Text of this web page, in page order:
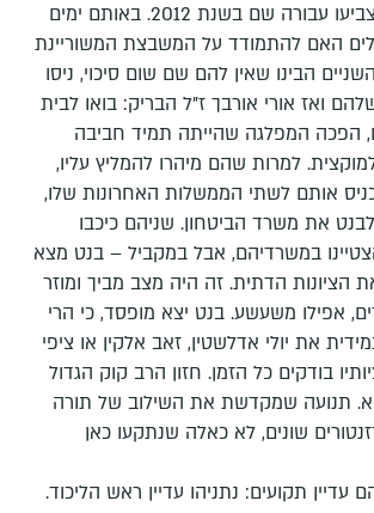
ארבע. 55 איש הצביעו עבורה שם בשנת 2012. באותם ימים
האם להתמודד על המשבצת המשוריינת
הבינו שאין להם שם שום סיכוי, ניסו
ואז אורי אורבך ז"ל הבריק: בואו לבית
הפכה המפלגה שהייתה תמיד חביבה
למרות שהם מיהרו להמליץ עליו,
אותם לשתי הממשלות האחרונות שלו,
את משרד הביטחון. שניהם כיכבו
במשרדיהם, אבל במקביל – בנט מצא
הציונות הדתית. זה היה מצב מביך ומוזר
אפילו משעשע. בנט יצא מופסד, כי הרי
את יולי אדלשטין, זאב אלקין או ציפי
בודקים כל הזמן. חזון הרב קוק הגדול
תנועה שמקדשת את השילוב של תורה
שונים, לא כאלה שנתקעו כאן
תקועים: נתניהו עדיין ראש הליכוד.